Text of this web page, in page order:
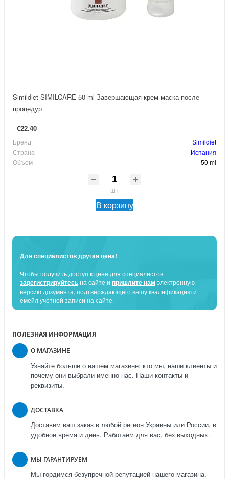
Simildiet SIMILCARE 50 ml Завершающая крем-маска после
процедур
€22.40
Бренд
Simildiet
Страна
Испания
Объем
50 ml
шт
В корзину
Для специалистов другая цена!
Чтобы получить доступ к цене для специалистов
зарегистрируйтесьна сайте и пришлите нам электронную
версию документа, подтверждающего вашу квалификацию и
емейл учетной записи на сайте.
ПОЛЕЗНАЯ ИНФОРМАЦИЯ
О МАГАЗИНЕ
Узнайте больше о нашем магазине: кто мы, наши клиенты и
почему они выбрали именно нас. Наши контакты и
реквизиты.
ДОСТАВКА
Доставим ваш заказ в любой регион Украины или России, в
удобное время и день. Работаем для вас, без выходных.
МЫ ГАРАНТИРУЕМ
Мы гордимся безупречной репутацией нашего магазина.